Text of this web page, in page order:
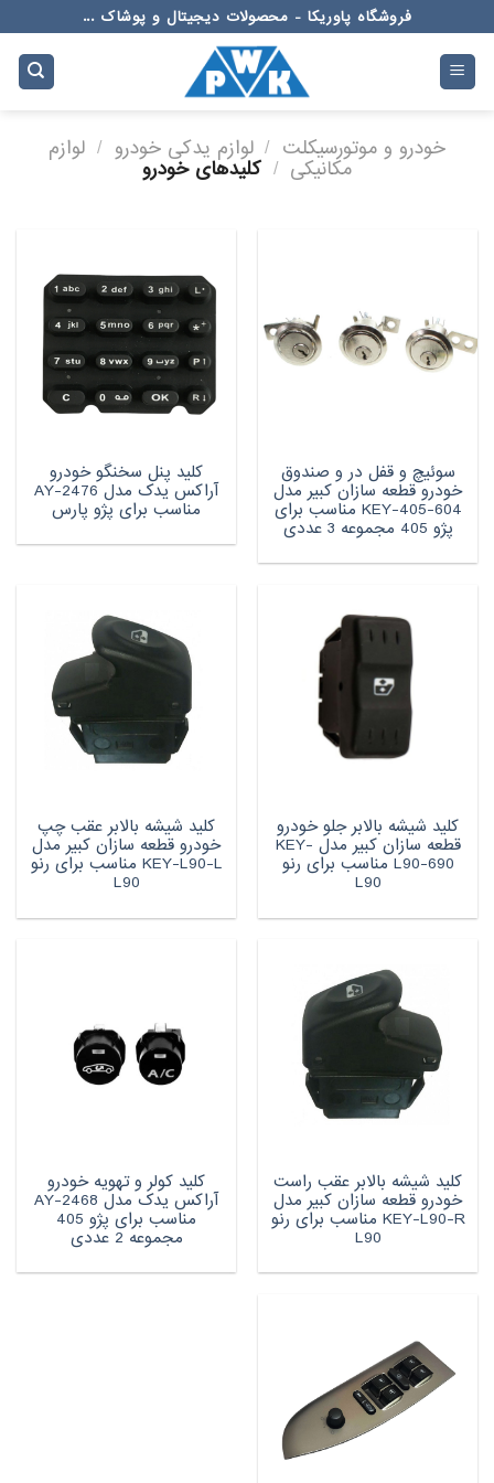
to
content
فروشگاه پاوریکا - محصولات دیجیتال و پوشاک ...
خودرو و موتورسیکلت / لوازم یدکی خودرو / لوازم
مکانیکی / کلیدهای خودرو
سوئیچ و قفل در و صندوق
خودرو قطعه سازان کبیر مدل
KEY-405-604 مناسب برای
پژو 405 مجموعه 3 عددی
کلید پنل سخنگو خودرو
آراکس یدک مدل AY-2476
مناسب برای پژو پارس
کلید شیشه بالابر جلو خودرو
قطعه سازان کبیر مدل KEY-
L90-690 مناسب برای رنو
L90
کلید شیشه بالابر عقب چپ
خودرو قطعه سازان کبیر مدل
KEY-L90-L مناسب برای رنو
L90
کلید شیشه بالابر عقب راست
خودرو قطعه سازان کبیر مدل
KEY-L90-R مناسب برای رنو
L90
کلید کولر و تهویه خودرو
آراکس یدک مدل AY-2468
مناسب برای پژو 405
مجموعه 2 عددی